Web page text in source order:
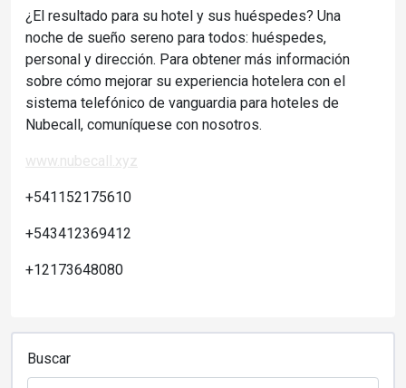
¿El resultado para su hotel y sus huéspedes? Una
noche de sueño sereno para todos: huéspedes,
personal y dirección. Para obtener más información
sobre cómo mejorar su experiencia hotelera con el
sistema telefónico de vanguardia para hoteles de
Nubecall, comuníquese con nosotros.
www.nubecall.xyz
+541152175610
+543412369412
+12173648080
Buscar